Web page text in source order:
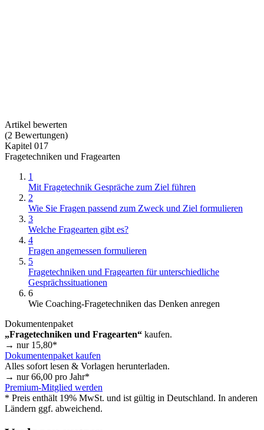
Artikel bewerten
(2 Bewertungen)
Kapitel 017
Fragetechniken und Fragearten
1
Mit Fragetechnik Gespräche zum Ziel führen
2
Wie Sie Fragen passend zum Zweck und Ziel formulieren
3
Welche Fragearten gibt es?
4
Fragen angemessen formulieren
5
Fragetechniken und Fragearten für unterschiedliche
Gesprächssituationen
6
Wie Coaching-Fragetechniken das Denken anregen
Dokumentenpaket
„Fragetechniken und Fragearten“ kaufen.
→ nur 15,80*
Dokumentenpaket kaufen
Alles sofort lesen & Vorlagen herunterladen.
→ nur66,00 pro Jahr*
Premium-Mitglied werden
* Preis enthält 19% MwSt. und ist gültig in Deutschland. In anderen
Ländern ggf. abweichend.